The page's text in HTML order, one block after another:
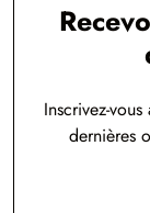
Inscrivez-
dernières